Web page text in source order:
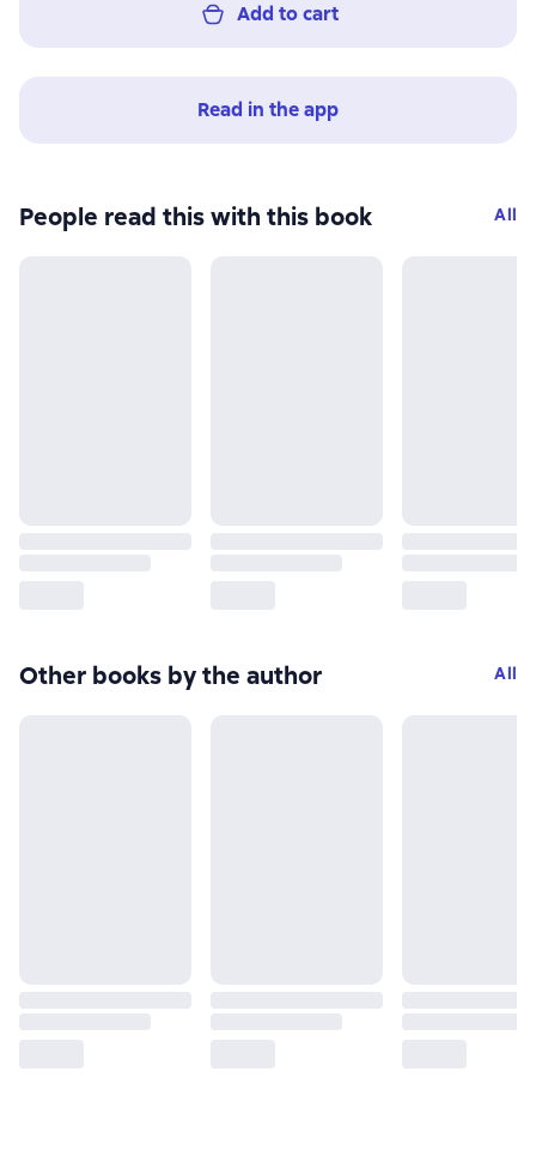
Add to cart
Read in the app
People read this with this book All
Other books by the author All